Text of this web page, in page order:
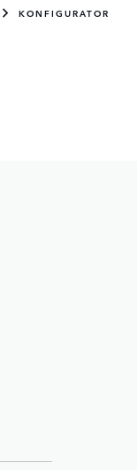
KONFIGURATOR